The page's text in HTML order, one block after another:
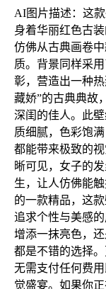
AI图片描述：这
身着华丽红色古
仿佛从古典画卷
质。背景同样采
彰，营造出一种
藏娇”的古典典故
深闺的佳人。此
质细腻，色彩饱
都能带来极致的
晰可见，女子的
生，让人仿佛能
的一款精品，这
追求个性与美感
增添一抹亮色，
都是不错的选择
无需支付任何费
觉盛宴。如果你